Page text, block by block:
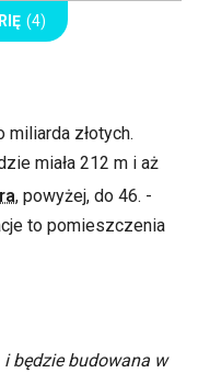
(4)
miliarda złotych.
miała 212 m i aż
, powyżej, do 46. -
to pomieszczenia
będzie budowana w